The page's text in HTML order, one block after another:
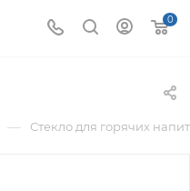
0
— Стекло для горячих